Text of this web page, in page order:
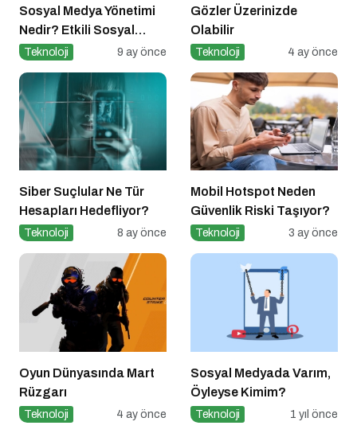
Sosyal Medya Yönetimi
Nedir? Etkili Sosyal
Medya Yönetimi İçin 10
Teknoloji 9 ay önce
Gözler Üzerinizde
Olabilir
Teknoloji 4 ay önce
Siber Suçlular Ne Tür
Hesapları Hedefliyor?
Teknoloji 8 ay önce
Mobil Hotspot Neden
Güvenlik Riski Taşıyor?
Teknoloji 3 ay önce
Oyun Dünyasında Mart
Rüzgarı
Teknoloji 4 ay önce
Sosyal Medyada Varım,
Öyleyse Kimim?
Teknoloji 1 yıl önce